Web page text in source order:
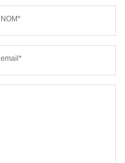
NOM*
email*